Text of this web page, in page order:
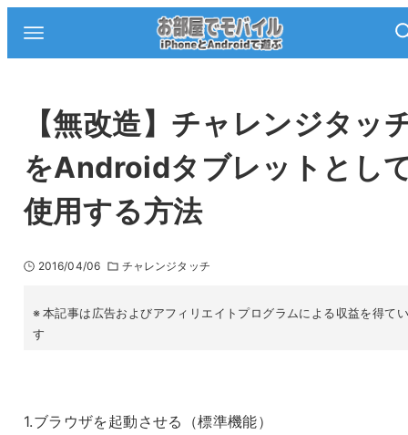
【無改造】チャレンジタッ
をAndroidタブレットとし
使用する方法
2016/04/06 チャレンジタッチ
本記事は広告およびアフィリエイトプログラムによる収益を得て
す
1.ブラウザを起動させる（標準機能）